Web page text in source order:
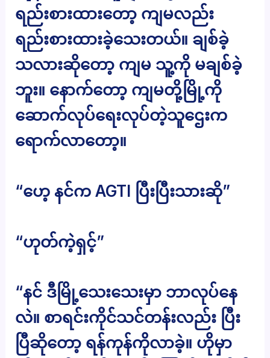
ရည်းစားထားတော့ ကျမလည်း
ရည်းစားထားခဲ့သေးတယ်။ ချစ်ခဲ့
သလားဆိုတော့ ကျမ သူ့ကို မချစ်ခဲ့
ဘူး။ နောက်တော့ ကျမတို့မြို့ကို
ဆောက်လုပ်ရေးလုပ်တဲ့သူဌေးက
ရောက်လာတော့။
“ဟေ့ နင်က AGTI ပြီးပြီးသားဆို”
“ဟုတ်ကဲ့ရှင့်”
“နင် ဒီမြို့သေးသေးမှာ ဘာလုပ်နေ
လဲ။ စာရင်းကိုင်သင်တန်းလည်း ပြီး
ပြီဆိုတော့ ရန်ကုန်ကိုလာခဲ့။ ဟိုမှာ